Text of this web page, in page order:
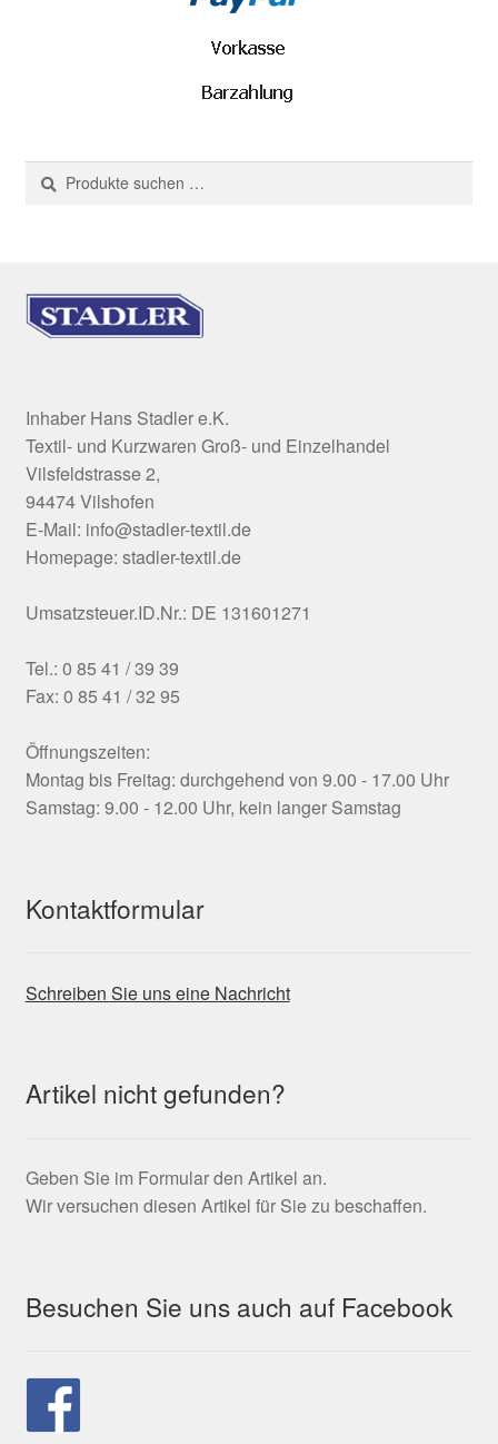
Suchen
nach:
Suchen
Inhaber Hans Stadler e.K.
Textil- und Kurzwaren Groß- und Einzelhandel
Vilsfeldstrasse 2,
94474 Vilshofen
E-Mail: info@stadler-textil.de
Homepage: stadler-textil.de
Umsatzsteuer.ID.Nr.: DE 131601271
Tel.: 0 85 41 / 39 39
Fax: 0 85 41 / 32 95
Öffnungszeiten:
Montag bis Freitag: durchgehend von 9.00 - 17.00 Uhr
Samstag: 9.00 - 12.00 Uhr, kein langer Samstag
Kontaktformular
Schreiben Sie uns eine Nachricht
Artikel nicht gefunden?
Geben Sie im Formular den Artikel an.
Wir versuchen diesen Artikel für Sie zu beschaffen.
Besuchen Sie uns auch auf Facebook